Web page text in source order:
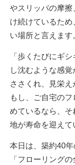
やスリッパの摩
け続けているた
い場所と言えます
「歩くたびにギ
し沈むような感
ささくれ、見栄え
もし、ご自宅の
めているなら、
地が寿命を迎えて
本日は、築約40
「フローリング